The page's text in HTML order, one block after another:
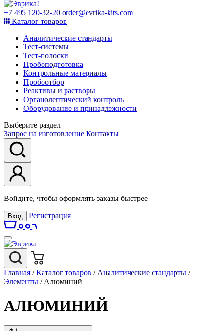
+7 495 120-32-20 order@evrika-kits.com
Каталог товаров
Аналитические стандарты
Тест-системы
Тест-полоски
Пробоподготовка
Контрольные материалы
Пробоотбор
Реактивы и растворы
Органолептический контроль
Оборудование и принадлежности
Выберите раздел
Запрос на изготовление Контакты
Войдите, чтобы оформлять заказы быстрее
Вход Регистрация
Главная / Каталог товаров / Аналитические стандарты /
Элементы / Алюминий
АЛЮМИНИЙ